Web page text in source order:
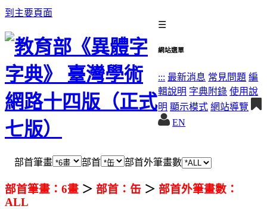
到主要頁面
☰
網站選單
::: 最新消息 常見問題 編
輯說明 字典附錄 使用說
明 顯示模式 網站導覽
EN
部首筆畫 部首 部首外筆畫數
部首筆畫：6畫 ＞ 部首：缶 ＞ 部首外筆畫數：
ALL